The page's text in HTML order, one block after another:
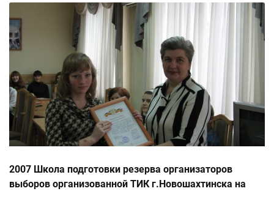
2007 Школа подготовки резерва организаторов
выборов организованной ТИК г.Новошахтинска на